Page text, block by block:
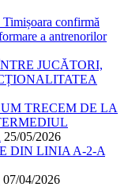
confirmă
a antrenorilor
JUCĂTORI,
TRECEM DE LA
25/05/2026
DIN LINIA A-2-A
07/04/2026